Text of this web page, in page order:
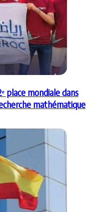
place mondiale dans
mathématique